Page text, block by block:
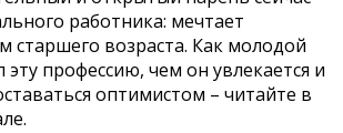
работника: мечтает
старшего возраста. Как молодой
профессию, чем он увлекается и
оптимистом – читайте в